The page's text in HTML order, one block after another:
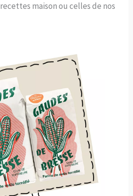
maison ou celles de nos